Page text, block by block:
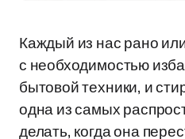
Каждый из нас рано
с необходимостью
бытовой техники, и
одна из самых
делать, когда она